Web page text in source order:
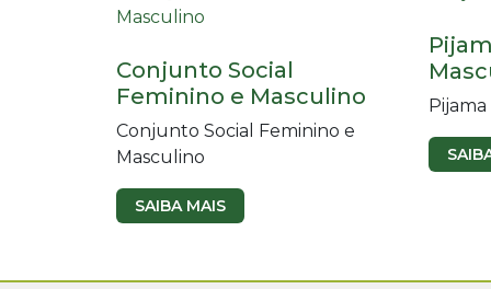
Conjunto Social
Feminino e Masculino
Conjunto Social Feminino e
Masculino
SAIBA MAIS